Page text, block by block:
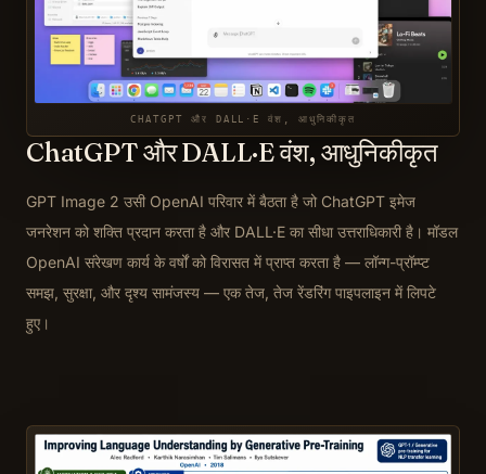
CHATGPT और DALL·E वंश, आधुनिकीकृत
ChatGPT और DALL·E वंश, आधुनिकीकृत
GPT Image 2 उसी OpenAI परिवार में बैठता है जो ChatGPT इमेज
जनरेशन को शक्ति प्रदान करता है और DALL·E का सीधा उत्तराधिकारी है। मॉडल
OpenAI संरेखण कार्य के वर्षों को विरासत में प्राप्त करता है — लॉन्ग-प्रॉम्प्ट
समझ, सुरक्षा, और दृश्य सामंजस्य — एक तेज, तेज रेंडरिंग पाइपलाइन में लिपटे
हुए।